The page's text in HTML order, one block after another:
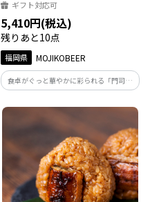
ハム)ギフト対応可
5,410円(税込)
残りあと10点
福岡県 MOJIKOBEER
食卓がぐっと華やかに彩られる「門司港
ビール」と「メツゲライＭ」のペアリン
グセットです。 4種のメツゲライはそれぞ
み比べて、楽しいお食事タイムをお過ご
しください。